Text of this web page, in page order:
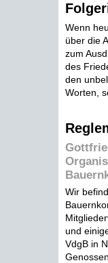
Wenn
über die
zum
des
den
Worten,
Wir
und
VdgB in